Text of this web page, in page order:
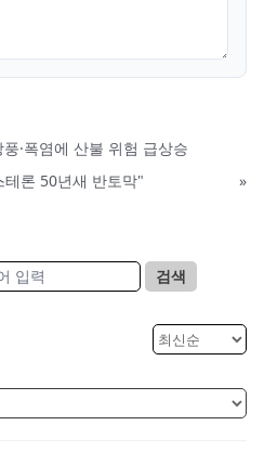
·폭염에 산불 위험 급상승
론 50년새 반토막"
»
검색